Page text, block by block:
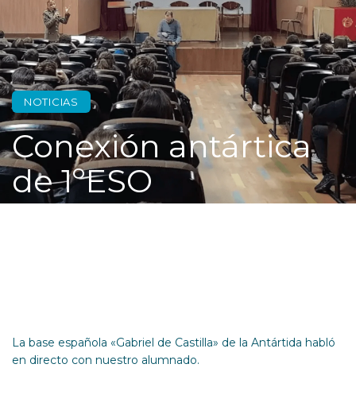
NOTICIAS
Conexión antártica
de 1ºESO
La base española «Gabriel de Castilla» de la Antártida habló
en directo con nuestro alumnado.